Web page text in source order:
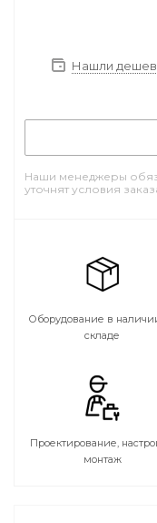
Нашли
Наши менеджеры
уточнят условия
Оборудование в
складе
Проектирование,
монтаж